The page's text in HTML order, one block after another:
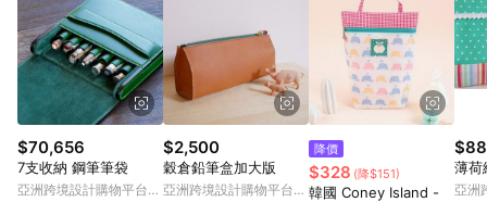
$70,656
7支收納 鋼筆筆袋
亞洲跨境設計購物平台
$2,500
穀倉鉛筆盒加大版
亞洲跨境設計購物平台
降價
$328 (降$151)
韓國 Coney Island -
薄荷
亞洲